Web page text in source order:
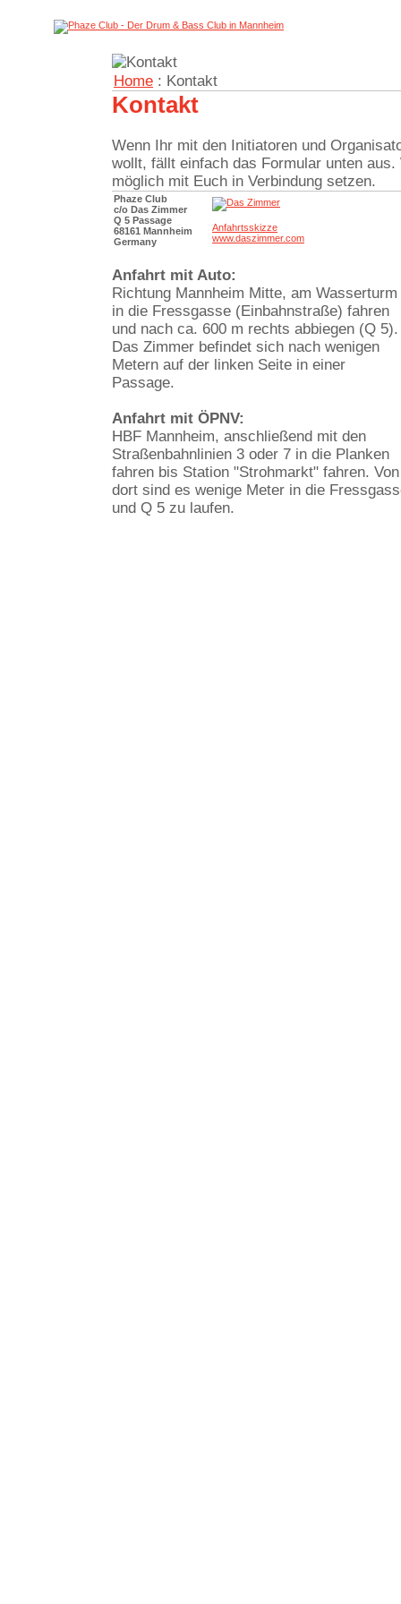
Home : Kontakt
Kontakt
Wenn Ihr mit den Initiatoren und
wollt, fällt einfach das Formular unten
möglich mit Euch in Verbindung setzen.
Phaze Club
c/o Das Zimmer
Q 5 Passage
68161 Mannheim
Germany
Anfahrtsskizze
www.daszimmer.com
Anfahrt mit Auto:
Richtung Mannheim Mitte, am Wasserturm
in die Fressgasse (Einbahnstraße) fahren
und nach ca. 600 m rechts abbiegen (Q 5).
Das Zimmer befindet sich nach wenigen
Metern auf der linken Seite in einer
Passage.
Anfahrt mit ÖPNV:
HBF Mannheim, anschließend mit den
Straßenbahnlinien 3 oder 7 in die Planken
fahren bis Station "Strohmarkt" fahren. Von
dort sind es wenige Meter in die
und Q 5 zu laufen.